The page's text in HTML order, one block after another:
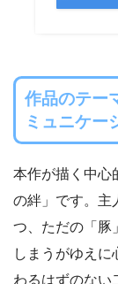
作品のテー
ミュニケー
本作が描く中心
の絆」です。主
つ、ただの「豚
しまうがゆえ
わるはずのない